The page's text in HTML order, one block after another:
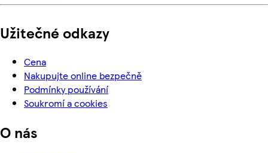
Užitečné odkazy
Cena
Nakupujte online bezpečně
Podmínky používání
Soukromí a cookies
O nás